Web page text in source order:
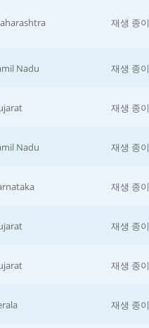
재생 종이
Nadu 재생 종이
재생 종이
Nadu 재생 종이
재생 종이
재생 종이
재생 종이
재생 종이